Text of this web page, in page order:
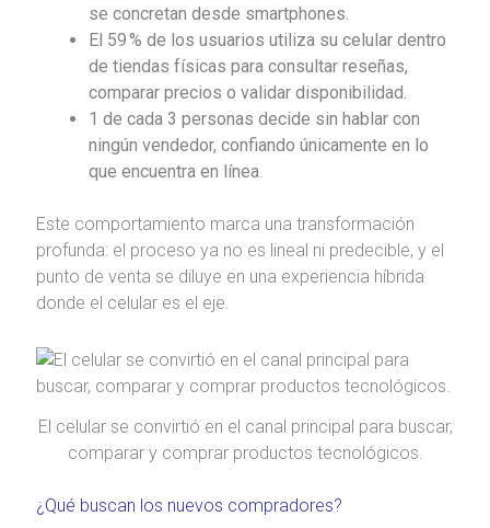
se concretan desde smartphones.
El 59 % de los usuarios utiliza su celular dentro
de tiendas físicas para consultar reseñas,
comparar precios o validar disponibilidad.
1 de cada 3 personas decide sin hablar con
ningún vendedor, confiando únicamente en lo
que encuentra en línea.
Este comportamiento marca una transformación
profunda: el proceso ya no es lineal ni predecible, y el
punto de venta se diluye en una experiencia híbrida
donde el celular es el eje.
El celular se convirtió en el canal principal para buscar,
comparar y comprar productos tecnológicos.
¿Qué buscan los nuevos compradores?